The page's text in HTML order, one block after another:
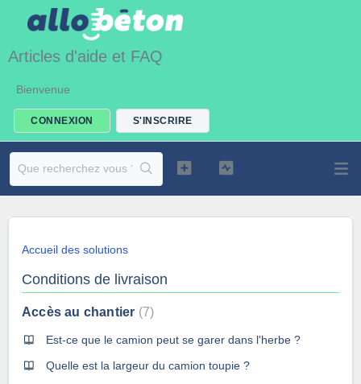
Articles d'aide et FAQ
Bienvenue
CONNEXION S'INSCRIRE
Accueil des solutions
Conditions de livraison
Accès au chantier 7
Est-ce que le camion peut se garer dans l'herbe ?
Quelle est la largeur du camion toupie ?